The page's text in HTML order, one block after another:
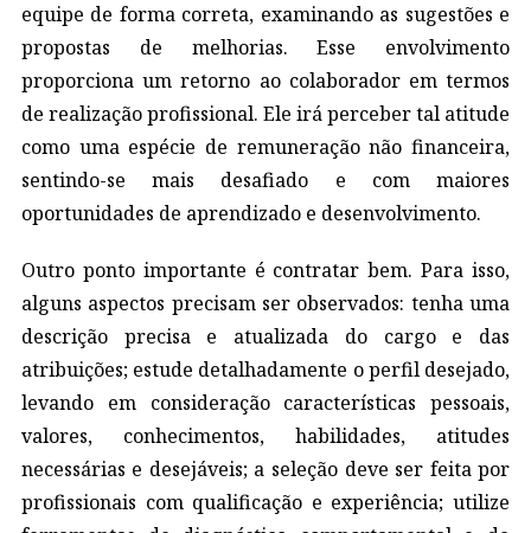
equipe de forma correta, examinando as sugestões e
propostas de melhorias. Esse envolvimento
proporciona um retorno ao colaborador em termos
de realização profissional. Ele irá perceber tal atitude
como uma espécie de remuneração não financeira,
sentindo-se mais desafiado e com maiores
oportunidades de aprendizado e desenvolvimento.
Outro ponto importante é contratar bem. Para isso,
alguns aspectos precisam ser observados: tenha uma
descrição precisa e atualizada do cargo e das
atribuições; estude detalhadamente o perfil desejado,
levando em consideração características pessoais,
valores, conhecimentos, habilidades, atitudes
necessárias e desejáveis; a seleção deve ser feita por
profissionais com qualificação e experiência; utilize